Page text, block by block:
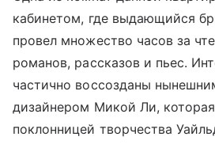
кабинетом, где выдающийся
провел множество часов за
романов, рассказов и пьес.
частично воссозданы
дизайнером Микой Ли,
поклонницей творчества